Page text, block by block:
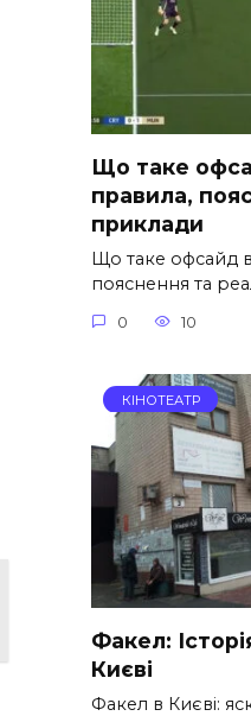
Що таке
правила,
приклади
Що таке офсайд
пояснення та
0 10
КІНОТЕАТР
Факел:
Києві
Факел в Києві: